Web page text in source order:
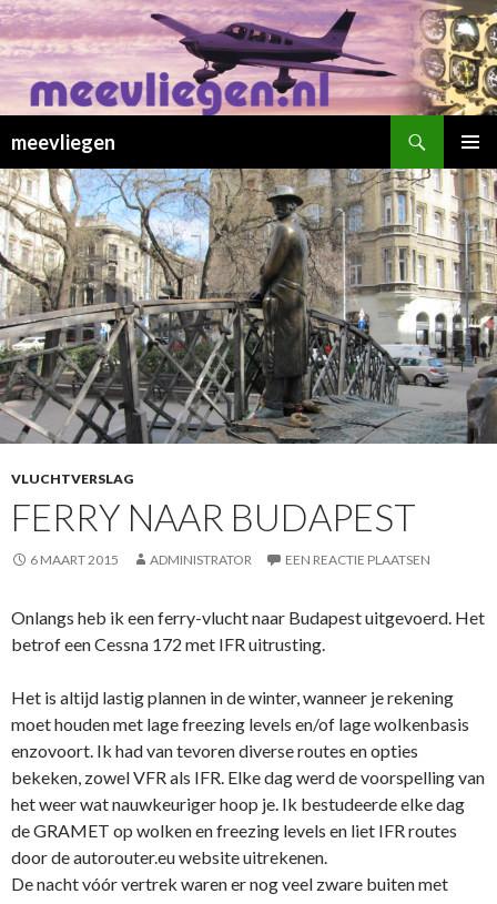
meevliegen
MENU
NAAR
INHOUD
VLUCHTVERSLAG
FERRY NAAR BUDAPEST
6 MAART 2015 ADMINISTRATOR EEN REACTIE PLAATSEN
Onlangs heb ik een ferry-vlucht naar Budapest uitgevoerd. Het
betrof een Cessna 172 met IFR uitrusting.
Het is altijd lastig plannen in de winter, wanneer je rekening
moet houden met lage freezing levels en/of lage wolkenbasis
enzovoort. Ik had van tevoren diverse routes en opties
bekeken, zowel VFR als IFR. Elke dag werd de voorspelling van
het weer wat nauwkeuriger hoop je. Ik bestudeerde elke dag
de GRAMET op wolken en freezing levels en liet IFR routes
door de autorouter.eu website uitrekenen.
De nacht vóór vertrek waren er nog veel zware buiten met